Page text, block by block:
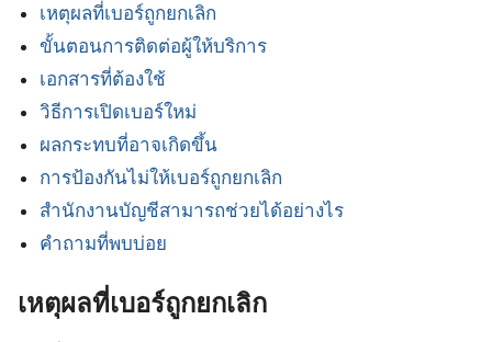
เหตุผลที่เบอร์ถูกยกเลิก
ขั้นตอนการติดต่อผู้ให้บริการ
เอกสารที่ต้องใช้
วิธีการเปิดเบอร์ใหม่
ผลกระทบที่อาจเกิดขึ้น
การป้องกันไม่ให้เบอร์ถูกยกเลิก
สำนักงานบัญชีสามารถช่วยได้อย่างไร
คำถามที่พบบ่อย
เหตุผลที่เบอร์ถูกยกเลิก